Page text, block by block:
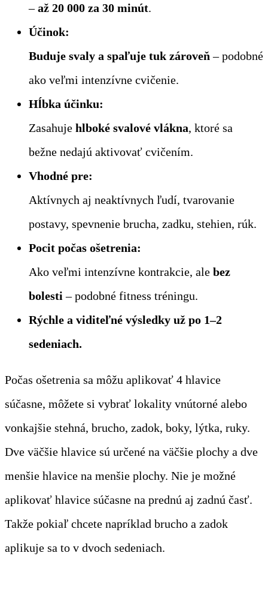
–až 20 000 za 30 minút.
Účinok:
Buduje svaly a spaľuje tuk zároveň – podobné
ako veľmi intenzívne cvičenie.
Hĺbka účinku:
Zasahuje hlboké svalové vlákna, ktoré sa
bežne nedajú aktivovať cvičením.
Vhodné pre:
Aktívnych aj neaktívnych ľudí, tvarovanie
postavy, spevnenie brucha, zadku, stehien, rúk.
Pocit počas ošetrenia:
Ako veľmi intenzívne kontrakcie, ale bez
bolesti – podobné fitness tréningu.
Rýchle a viditeľné výsledky už po 1–2
sedeniach.
Počas ošetrenia sa môžu aplikovať 4 hlavice
súčasne, môžete si vybrať lokality vnútorné alebo
vonkajšie stehná, brucho, zadok, boky, lýtka, ruky.
Dve väčšie hlavice sú určené na väčšie plochy a dve
menšie hlavice na menšie plochy. Nie je možné
aplikovať hlavice súčasne na prednú aj zadnú časť.
Takže pokiaľ chcete napríklad brucho a zadok
aplikuje sa to v dvoch sedeniach.